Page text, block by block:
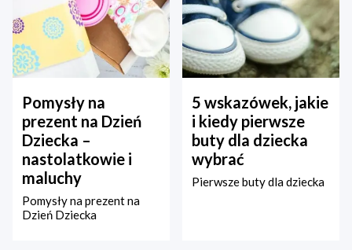
Pomysły na
prezent na Dzień
Dziecka –
nastolatkowie i
maluchy
Pomysły na prezent na
Dzień Dziecka
5 wskazówek, jakie
i kiedy pierwsze
buty dla dziecka
wybrać
Pierwsze buty dla dziecka